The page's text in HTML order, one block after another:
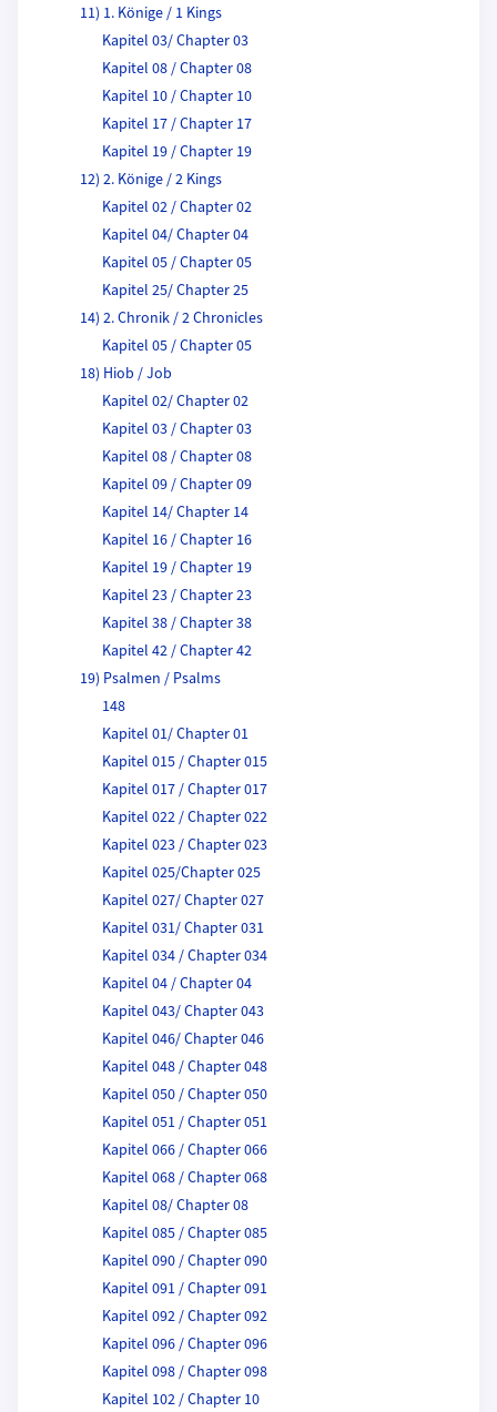
11) 1. Könige / 1 Kings
Kapitel 03/ Chapter 03
Kapitel 08 / Chapter 08
Kapitel 10 / Chapter 10
Kapitel 17 / Chapter 17
Kapitel 19 / Chapter 19
12) 2. Könige / 2 Kings
Kapitel 02 / Chapter 02
Kapitel 04/ Chapter 04
Kapitel 05 / Chapter 05
Kapitel 25/ Chapter 25
14) 2. Chronik / 2 Chronicles
Kapitel 05 / Chapter 05
18) Hiob / Job
Kapitel 02/ Chapter 02
Kapitel 03 / Chapter 03
Kapitel 08 / Chapter 08
Kapitel 09 / Chapter 09
Kapitel 14/ Chapter 14
Kapitel 16 / Chapter 16
Kapitel 19 / Chapter 19
Kapitel 23 / Chapter 23
Kapitel 38 / Chapter 38
Kapitel 42 / Chapter 42
19) Psalmen / Psalms
148
Kapitel 01/ Chapter 01
Kapitel 015 / Chapter 015
Kapitel 017 / Chapter 017
Kapitel 022 / Chapter 022
Kapitel 023 / Chapter 023
Kapitel 025/Chapter 025
Kapitel 027/ Chapter 027
Kapitel 031/ Chapter 031
Kapitel 034 / Chapter 034
Kapitel 04 / Chapter 04
Kapitel 043/ Chapter 043
Kapitel 046/ Chapter 046
Kapitel 048 / Chapter 048
Kapitel 050 / Chapter 050
Kapitel 051 / Chapter 051
Kapitel 066 / Chapter 066
Kapitel 068 / Chapter 068
Kapitel 08/ Chapter 08
Kapitel 085 / Chapter 085
Kapitel 090 / Chapter 090
Kapitel 091 / Chapter 091
Kapitel 092 / Chapter 092
Kapitel 096 / Chapter 096
Kapitel 098 / Chapter 098
Kapitel 102 / Chapter 10